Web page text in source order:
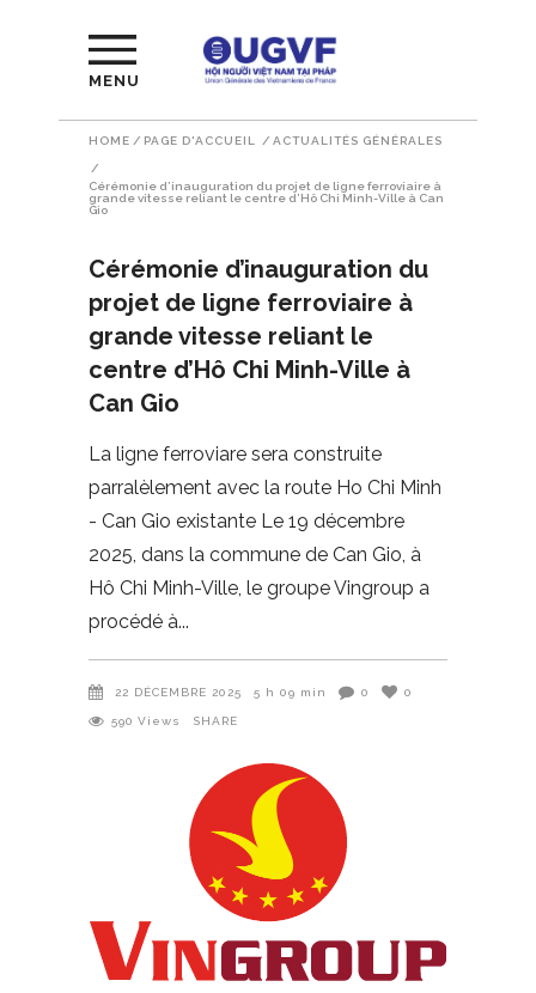
MENU
HOME / PAGE D'ACCUEIL / ACTUALITÉS GÉNÉRALES
/
Cérémonie d’inauguration du projet de ligne ferroviaire à
grande vitesse reliant le centre d’Hô Chi Minh-Ville à Can
Gio
Cérémonie d’inauguration du
projet de ligne ferroviaire à
grande vitesse reliant le
centre d’Hô Chi Minh-Ville à
Can Gio
La ligne ferroviare sera construite
parralèlement avec la route Ho Chi Minh
- Can Gio existante Le 19 décembre
2025, dans la commune de Can Gio, à
Hô Chi Minh-Ville, le groupe Vingroup a
procédé à
22 DÉCEMBRE 2025 5 h 09 min 0 0
590 Views SHARE